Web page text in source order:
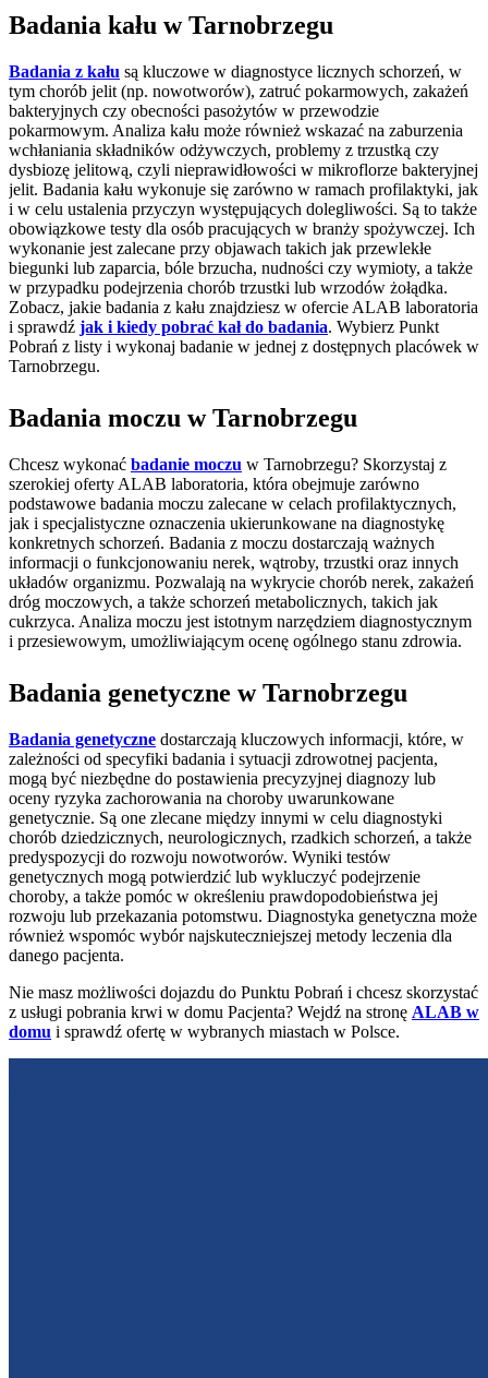
Badania kału w Tarnobrzegu
Badania z kału są kluczowe w diagnostyce licznych schorzeń, w
tym chorób jelit (np. nowotworów), zatruć pokarmowych, zakażeń
bakteryjnych czy obecności pasożytów w przewodzie
pokarmowym. Analiza kału może również wskazać na zaburzenia
wchłaniania składników odżywczych, problemy z trzustką czy
dysbiozę jelitową, czyli nieprawidłowości w mikroflorze bakteryjnej
jelit. Badania kału wykonuje się zarówno w ramach profilaktyki, jak
i w celu ustalenia przyczyn występujących dolegliwości. Są to także
obowiązkowe testy dla osób pracujących w branży spożywczej. Ich
wykonanie jest zalecane przy objawach takich jak przewlekłe
biegunki lub zaparcia, bóle brzucha, nudności czy wymioty, a także
w przypadku podejrzenia chorób trzustki lub wrzodów żołądka.
Zobacz, jakie badania z kału znajdziesz w ofercie ALAB laboratoria
i sprawdź jak i kiedy pobrać kał do badania. Wybierz Punkt
Pobrań z listy i wykonaj badanie w jednej z dostępnych placówek w
Tarnobrzegu.
Badania moczu w Tarnobrzegu
Chcesz wykonać badanie moczu w Tarnobrzegu? Skorzystaj z
szerokiej oferty ALAB laboratoria, która obejmuje zarówno
podstawowe badania moczu zalecane w celach profilaktycznych,
jak i specjalistyczne oznaczenia ukierunkowane na diagnostykę
konkretnych schorzeń. Badania z moczu dostarczają ważnych
informacji o funkcjonowaniu nerek, wątroby, trzustki oraz innych
układów organizmu. Pozwalają na wykrycie chorób nerek, zakażeń
dróg moczowych, a także schorzeń metabolicznych, takich jak
cukrzyca. Analiza moczu jest istotnym narzędziem diagnostycznym
i przesiewowym, umożliwiającym ocenę ogólnego stanu zdrowia.
Badania genetyczne w Tarnobrzegu
Badania genetyczne dostarczają kluczowych informacji, które, w
zależności od specyfiki badania i sytuacji zdrowotnej pacjenta,
mogą być niezbędne do postawienia precyzyjnej diagnozy lub
oceny ryzyka zachorowania na choroby uwarunkowane
genetycznie. Są one zlecane między innymi w celu diagnostyki
chorób dziedzicznych, neurologicznych, rzadkich schorzeń, a także
predyspozycji do rozwoju nowotworów. Wyniki testów
genetycznych mogą potwierdzić lub wykluczyć podejrzenie
choroby, a także pomóc w określeniu prawdopodobieństwa jej
rozwoju lub przekazania potomstwu. Diagnostyka genetyczna może
również wspomóc wybór najskuteczniejszej metody leczenia dla
danego pacjenta.
Nie masz możliwości dojazdu do Punktu Pobrań i chcesz skorzystać
z usługi pobrania krwi w domu Pacjenta? Wejdź na stronę ALAB w
domu i sprawdź ofertę w wybranych miastach w Polsce.